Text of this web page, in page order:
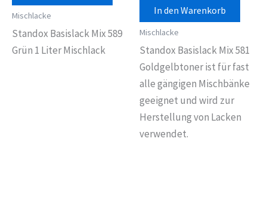
Mischlacke
Standox Basislack Mix 589
Grün 1 Liter Mischlack
In den Warenkorb
Mischlacke
Standox Basislack Mix 581
Goldgelbtoner ist für fast
alle gängigen Mischbänke
geeignet und wird zur
Herstellung von Lacken
verwendet.